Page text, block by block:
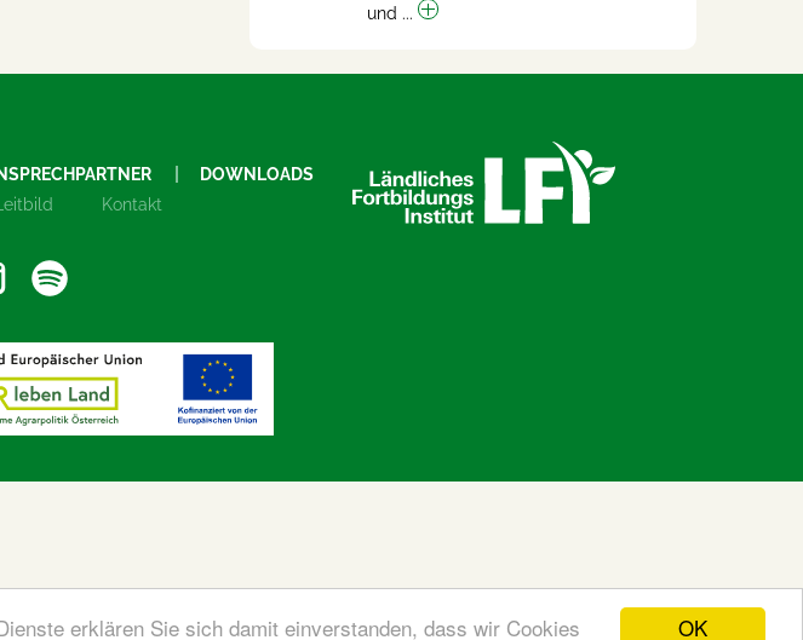
OK
erklären Sie sich damit einverstanden, dass wir Cookies
und ...
DOWNLOADS
Kontakt